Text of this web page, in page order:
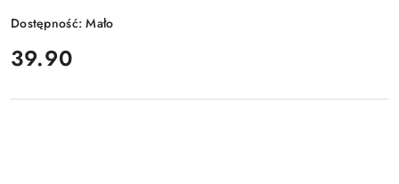
Dostępność:Mało
cena:
39.90